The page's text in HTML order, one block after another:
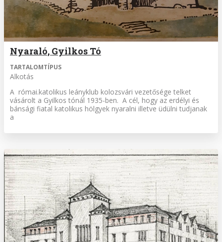
Nyaraló, Gyilkos Tó
TARTALOMTÍPUS
Alkotás
A római.katolikus leányklub kolozsvári vezetősége telket
vásárolt a Gyilkos tónál 1935-ben. A cél, hogy az erdélyi és
bánsági fiatal katolikus hölgyek nyaralni illetve üdülni tudjanak
a